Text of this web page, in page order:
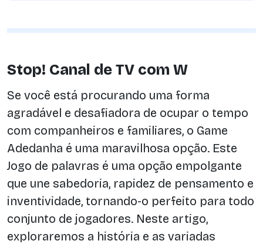
Stop! Canal de TV com W
Se você está procurando uma forma
agradável e desafiadora de ocupar o tempo
com companheiros e familiares, o Game
Adedanha é uma maravilhosa opção. Este
Jogo de palavras é uma opção empolgante
que une sabedoria, rapidez de pensamento e
inventividade, tornando-o perfeito para todo
conjunto de jogadores. Neste artigo,
exploraremos a história e as variadas